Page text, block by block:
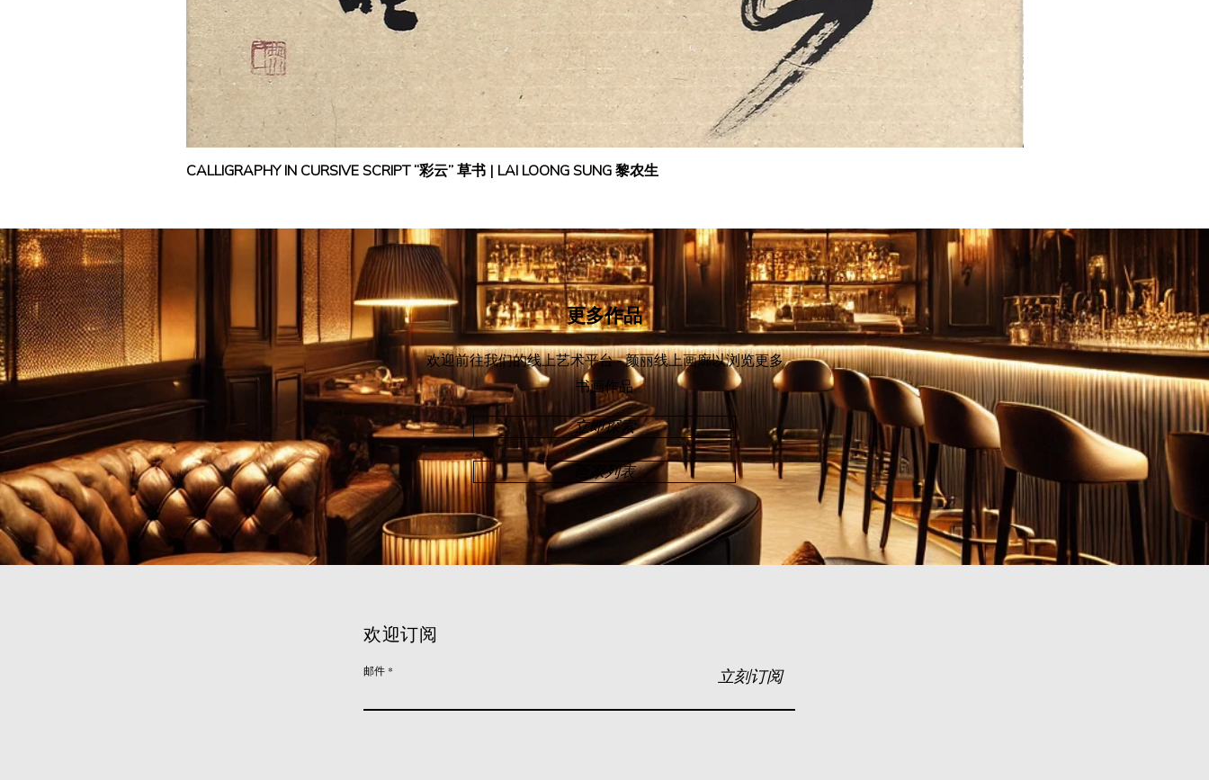
CALLIGRAPHY IN CURSIVE SCRIPT “彩云” 草书 | LAI LOONG SUNG 黎农生
更多作品
欢迎前往我们的线上艺术平台 - 颜丽线上画廊以浏览更多
书画作品
立即探索
画家列表
欢迎订阅
邮件 立刻订阅